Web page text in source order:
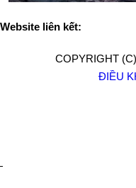
Website liên kết:
COPYRIGHT
ĐIỀU